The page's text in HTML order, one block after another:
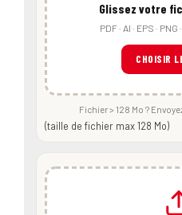
Glissez votre
PDF · AI · EPS ·
CHOISIR
Fichier > 128 Mo ?
(taille de fichier max 128 Mo)